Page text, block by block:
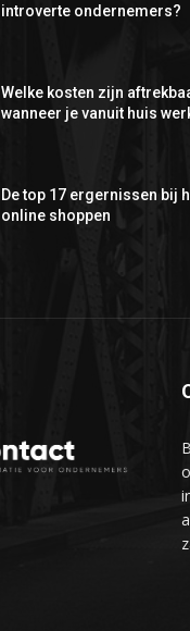
introverte ondernemers?
Welke kosten zijn
wanneer je vanuit huis
De top 17 ergernissen bij
online shoppen